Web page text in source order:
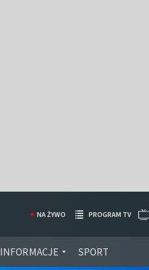
INFORMACJE SPORT
NA ŻYWO PROGRAM TV